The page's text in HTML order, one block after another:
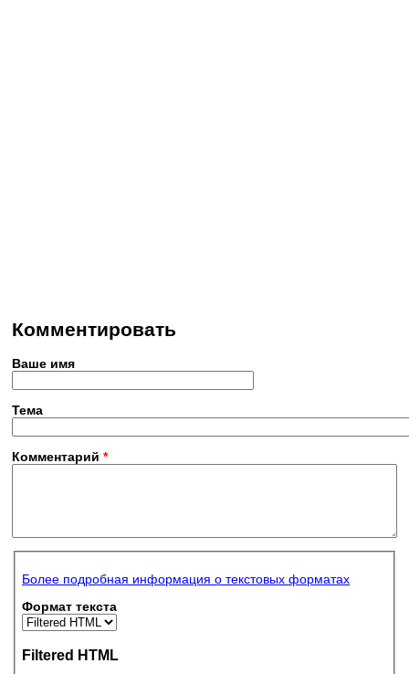
Комментировать
Ваше имя
Тема
Комментарий *
Более подробная информация о текстовых форматах
Формат текста
Filtered HTML